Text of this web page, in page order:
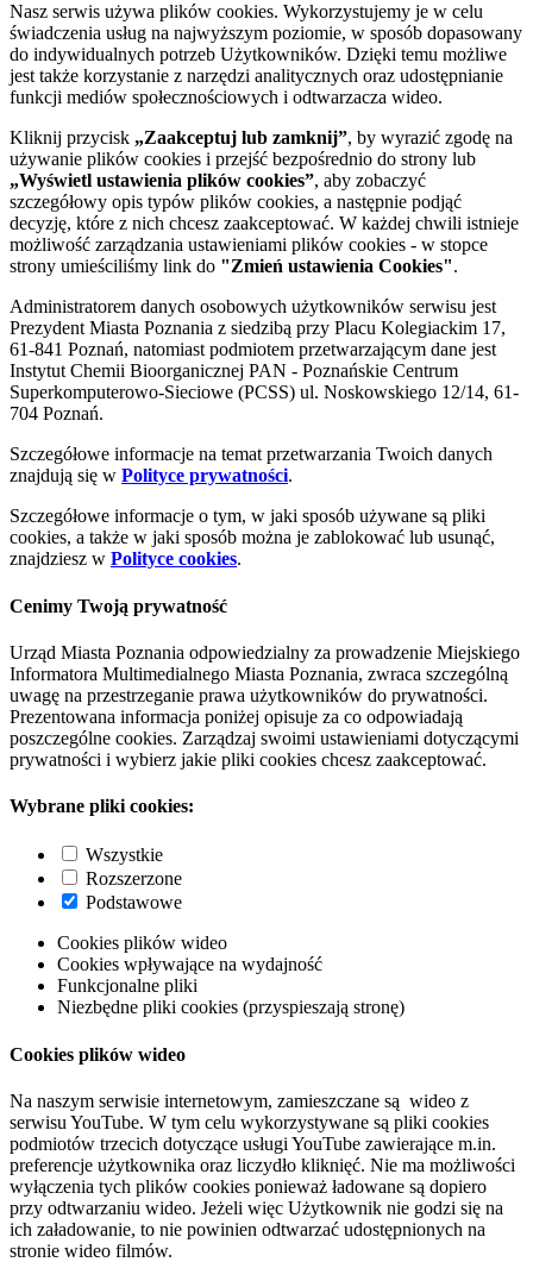
Nasz serwis używa plików cookies. Wykorzystujemy je w celu
świadczenia usług na najwyższym poziomie, w sposób dopasowany
do indywidualnych potrzeb Użytkowników. Dzięki temu możliwe
jest także korzystanie z narzędzi analitycznych oraz udostępnianie
funkcji mediów społecznościowych i odtwarzacza wideo.
Kliknij przycisk „Zaakceptuj lub zamknij”, by wyrazić zgodę na
używanie plików cookies i przejść bezpośrednio do strony lub
„Wyświetl ustawienia plików cookies”, aby zobaczyć
szczegółowy opis typów plików cookies, a następnie podjąć
decyzję, które z nich chcesz zaakceptować. W każdej chwili istnieje
możliwość zarządzania ustawieniami plików cookies - w stopce
strony umieściliśmy link do "Zmień ustawienia Cookies".
Administratorem danych osobowych użytkowników serwisu jest
Prezydent Miasta Poznania z siedzibą przy Placu Kolegiackim 17,
61-841 Poznań, natomiast podmiotem przetwarzającym dane jest
Instytut Chemii Bioorganicznej PAN - Poznańskie Centrum
Superkomputerowo-Sieciowe (PCSS) ul. Noskowskiego 12/14, 61-
704 Poznań.
Szczegółowe informacje na temat przetwarzania Twoich danych
znajdują się w Polityce prywatności.
Szczegółowe informacje o tym, w jaki sposób używane są pliki
cookies, a także w jaki sposób można je zablokować lub usunąć,
znajdziesz w Polityce cookies.
Cenimy Twoją prywatność
Urząd Miasta Poznania odpowiedzialny za prowadzenie Miejskiego
Informatora Multimedialnego Miasta Poznania, zwraca szczególną
uwagę na przestrzeganie prawa użytkowników do prywatności.
Prezentowana informacja poniżej opisuje za co odpowiadają
poszczególne cookies. Zarządzaj swoimi ustawieniami dotyczącymi
prywatności i wybierz jakie pliki cookies chcesz zaakceptować.
Wybrane pliki cookies:
Wszystkie
Rozszerzone
Podstawowe
Cookies plików wideo
Cookies wpływające na wydajność
Funkcjonalne pliki
Niezbędne pliki cookies (przyspieszają stronę)
Cookies plików wideo
Na naszym serwisie internetowym, zamieszczane są wideo z
serwisu YouTube. W tym celu wykorzystywane są pliki cookies
podmiotów trzecich dotyczące usługi YouTube zawierające m.in.
preferencje użytkownika oraz liczydło kliknięć. Nie ma możliwości
wyłączenia tych plików cookies ponieważ ładowane są dopiero
przy odtwarzaniu wideo. Jeżeli więc Użytkownik nie godzi się na
ich załadowanie, to nie powinien odtwarzać udostępnionych na
stronie wideo filmów.